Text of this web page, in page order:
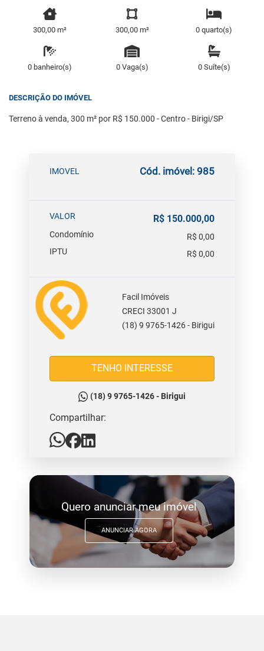
300,00 m² 300,00 m² 0 quarto(s)
0 banheiro(s) 0 Vaga(s) 0 Suíte(s)
DESCRIÇÃO DO IMÓVEL
Terreno à venda, 300 m² por R$ 150.000 - Centro - Birigi/SP
IMOVEL Cód. imóvel: 985
VALOR R$ 150.000,00
Condomínio
R$ 0,00
IPTU
R$ 0,00
Facil Imóveis
CRECI 33001 J
(18) 9 9765-1426 - Birigui
TENHO INTERESSE
(18) 9 9765-1426 - Birigui
Compartilhar:
Quero anunciar meu imóvel
ANUNCIAR AGORA